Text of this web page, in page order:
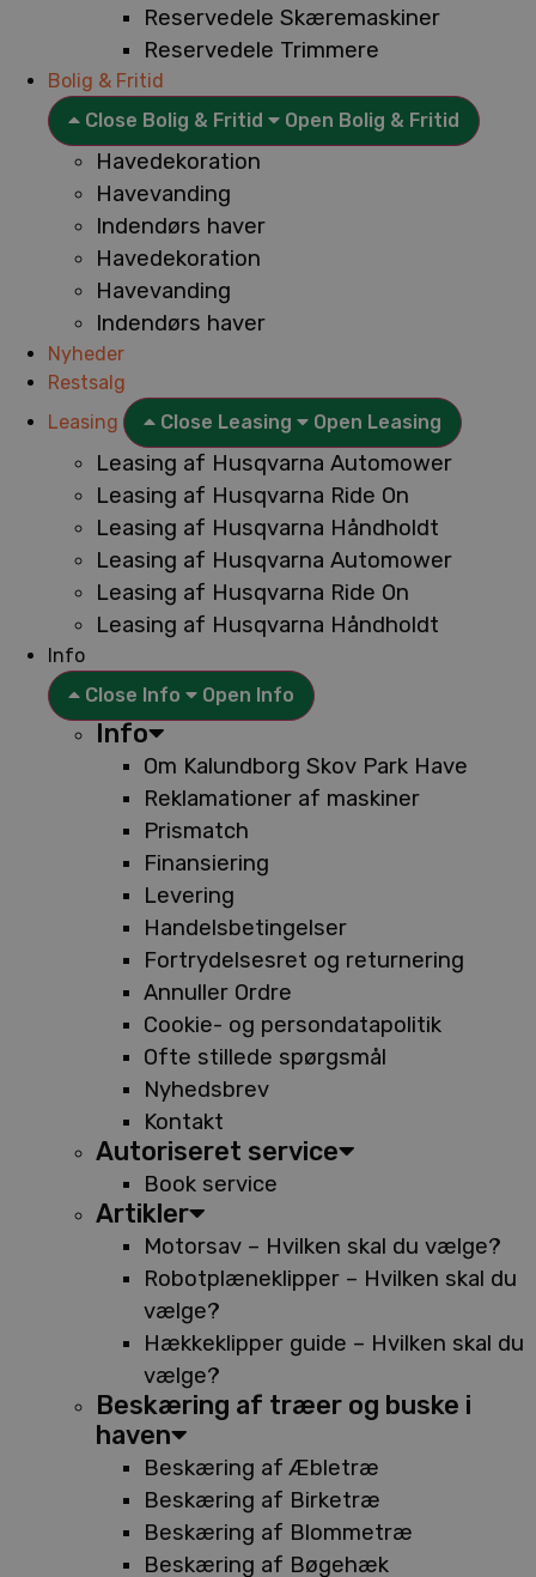
Reservedele Skæremaskiner
Reservedele Trimmere
Bolig & Fritid
Close Bolig & Fritid
Open Bolig & Fritid
Havedekoration
Havevanding
Indendørs haver
Havedekoration
Havevanding
Indendørs haver
Nyheder
Restsalg
Leasing
Close Leasing Open Leasing
Leasing af Husqvarna Automower
Leasing af Husqvarna Ride On
Leasing af Husqvarna Håndholdt
Leasing af Husqvarna Automower
Leasing af Husqvarna Ride On
Leasing af Husqvarna Håndholdt
Info
Close Info
Open Info
Info
Om Kalundborg Skov Park Have
Reklamationer af maskiner
Prismatch
Finansiering
Levering
Handelsbetingelser
Fortrydelsesret og returnering
Annuller Ordre
Cookie- og persondatapolitik
Ofte stillede spørgsmål
Nyhedsbrev
Kontakt
Autoriseret service
Book service
Artikler
Motorsav – Hvilken skal du vælge?
Robotplæneklipper – Hvilken skal du
vælge?
Hækkeklipper guide – Hvilken skal du
vælge?
Beskæring af træer og buske i
haven
Beskæring af Æbletræ
Beskæring af Birketræ
Beskæring af Blommetræ
Beskæring af Bøgehæk